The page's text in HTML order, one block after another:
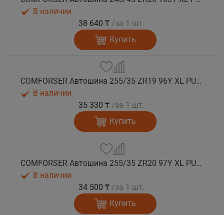
В наличии
38 640 ₸ /за 1 шт.
Купить
COMFORSER Автошина 255/35 ZR19 96Y XL PURESPEED лето
В наличии
35 330 ₸ /за 1 шт.
Купить
COMFORSER Автошина 255/35 ZR20 97Y XL PURESPEED лето
В наличии
34 500 ₸ /за 1 шт.
Купить